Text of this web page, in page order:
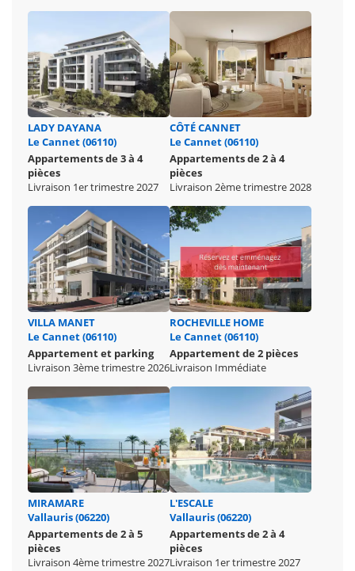
LADY DAYANA
Le Cannet (06110)
Appartements de 3 à 4
pièces
Livraison 1er trimestre 2027
CÔTÉ CANNET
Le Cannet (06110)
Appartements de 2 à 4
pièces
Livraison 2ème trimestre 2028
VILLA MANET
Le Cannet (06110)
Appartement et parking
Livraison 3ème trimestre 2026
ROCHEVILLE HOME
Le Cannet (06110)
Appartement de 2 pièces
Livraison Immédiate
MIRAMARE
Vallauris (06220)
Appartements de 2 à 5
pièces
Livraison 4ème trimestre 2027
L'ESCALE
Vallauris (06220)
Appartements de 2 à 4
pièces
Livraison 1er trimestre 2027